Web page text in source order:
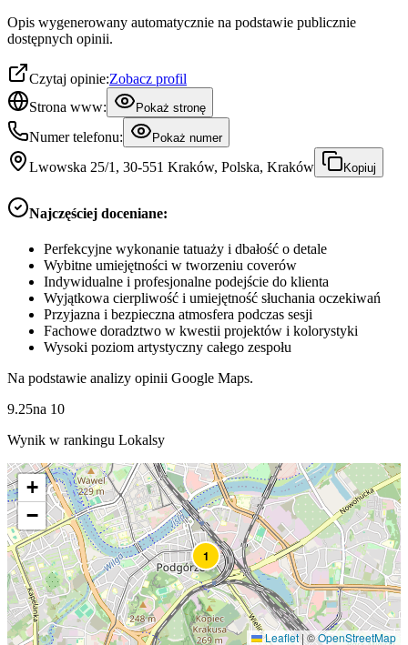
Opis wygenerowany automatycznie na podstawie publicznie
dostępnych opinii.
Czytaj opinie:Zobacz profil
Strona www:
Pokaż stronę
Numer telefonu: Pokaż numer
Lwowska 25/1, 30-551 Kraków, Polska, Kraków Kopiuj
Najczęściej doceniane:
Perfekcyjne wykonanie tatuaży i dbałość o detale
Wybitne umiejętności w tworzeniu coverów
Indywidualne i profesjonalne podejście do klienta
Wyjątkowa cierpliwość i umiejętność słuchania oczekiwań
Przyjazna i bezpieczna atmosfera podczas sesji
Fachowe doradztwo w kwestii projektów i kolorystyki
Wysoki poziom artystyczny całego zespołu
Na podstawie analizy opinii Google Maps.
9.25na 10
Wynik w rankingu Lokalsy
1
+
−
Leaflet |©OpenStreetMap